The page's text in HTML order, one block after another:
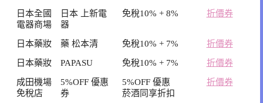
日本全國
電器商場
日本 上新電
器
免稅10% + 8% 折價券
日本藥妝 藥 松本清 免稅10% + 7% 折價券
日本藥妝 PAPASU 免稅10% + 7% 折價券
成田機場
免稅店
5%OFF 優惠
券
5%OFF 優惠
菸酒同享折扣
折價券